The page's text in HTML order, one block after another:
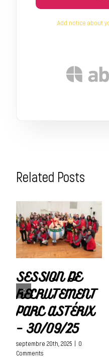
Add notice about
Related Posts
SESSION DE
RECRUTEMENT
PARC ASTÉRIX
– 30/09/25
septembre 20th, 2025 | 0
Comments